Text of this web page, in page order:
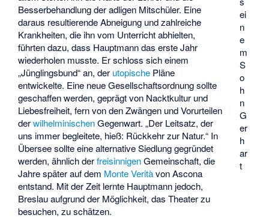
ei
n
e
m
S
o
h
n
G
er
h
ar
t
Besserbehandlung der adligen Mitschüler. Eine
daraus resultierende Abneigung und zahlreiche
Krankheiten, die ihn vom Unterricht abhielten,
führten dazu, dass Hauptmann das erste Jahr
wiederholen musste. Er schloss sich einem
„Jünglingsbund“ an, der utopische Pläne
entwickelte. Eine neue Gesellschaftsordnung sollte
geschaffen werden, geprägt von Nacktkultur und
Liebesfreiheit, fern von den Zwängen und Vorurteilen
derwilhelminischenGegenwart. „Der Leitsatz, der
uns immer begleitete, hieß: Rückkehr zur Natur.“ In
Übersee sollte eine alternative Siedlung gegründet
werden, ähnlich derfreisinnigenGemeinschaft, die
Jahre später auf dem Monte Veritàvon Ascona
entstand. Mit der Zeit lernte Hauptmann jedoch,
Breslau aufgrund der Möglichkeit, das Theater zu
besuchen, zu schätzen.